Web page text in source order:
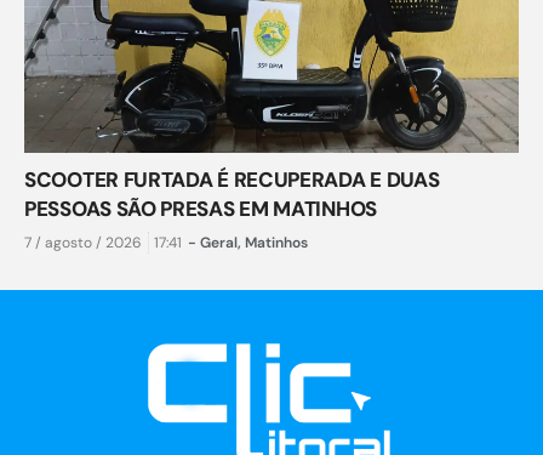
SCOOTER FURTADA É RECUPERADA E DUAS
PESSOAS SÃO PRESAS EM MATINHOS
7 / agosto / 2026 17:41 - Geral, Matinhos